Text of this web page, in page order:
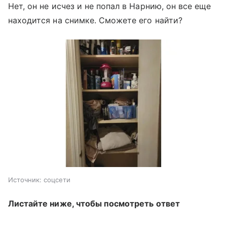
Нет, он не исчез и не попал в Нарнию, он все еще
находится на снимке. Сможете его найти?
Источник: соцсети
Листайте ниже, чтобы посмотреть ответ